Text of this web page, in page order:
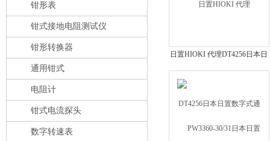
钳形表
钳式接地电阻测试仪
钳形转换器
通用钳式
电阻计
钳式电流探头
数字转速表
日置HIOKI 代理DT4256日本日
置数字式通用型万用表DT4256-